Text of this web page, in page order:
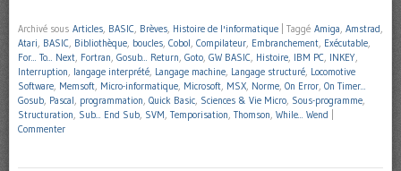
Archivé sous Articles, BASIC, Brèves, Histoire de l'informatique Taggé Amiga, Amstrad,
Atari, BASIC, Bibliothèque, boucles, Cobol, Compilateur, Embranchement, Exécutable,
For... To... Next, Fortran, Gosub... Return, Goto, GW BASIC, Histoire, IBM PC, INKEY,
Interruption, langage interprété, Langage machine, Langage structuré, Locomotive
Software, Memsoft, Micro-informatique, Microsoft, MSX, Norme, On Error, On Timer...
Gosub, Pascal, programmation, Quick Basic, Sciences & Vie Micro, Sous-programme,
Structuration, Sub... End Sub, SVM, Temporisation, Thomson, While... Wend
Commenter